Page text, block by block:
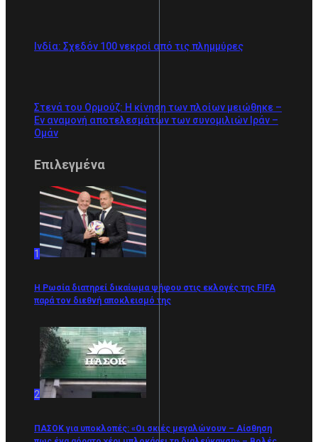
Ινδία: Σχεδόν 100 νεκροί από τις πλημμύρες
Στενά του Ορμούζ: Η κίνηση των πλοίων μειώθηκε –
Εν αναμονή αποτελεσμάτων των συνομιλιών Ιράν –
Ομάν
Επιλεγμένα
1
Η Ρωσία διατηρεί δικαίωμα ψήφου στις εκλογές της FIFA
παρά τον διεθνή αποκλεισμό της
2
ΠΑΣΟΚ για υποκλοπές: «Οι σκιές μεγαλώνουν – Αίσθηση